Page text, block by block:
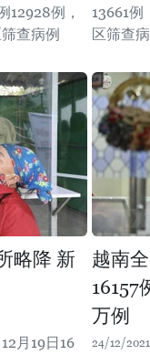
12928例，
查病例
13661
区筛查
略降 新
月19日16
越南
16157
万例
24/12/